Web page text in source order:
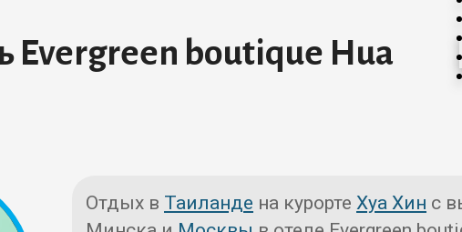
Evergreen boutique Hua
Отдых в Таиланде на курорте Хуа Хин с